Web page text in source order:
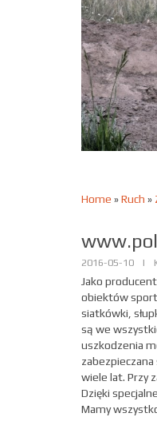
Home »Ruch »
2016-05-10 |
Jako
obiektów
siatkówki,
są we
uszkodzenia
wiele lat. Przy
Dzięki
Mamy